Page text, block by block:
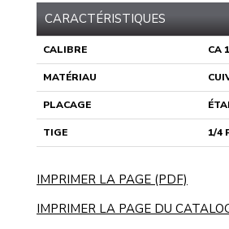
CARACTÉRISTIQUES
CALIBRE CA 1
MATÉRIAU
PLACAGE
TIGE 1/4
IMPRIMER LA PAGE (PDF)
IMPRIMER LA PAGE DU